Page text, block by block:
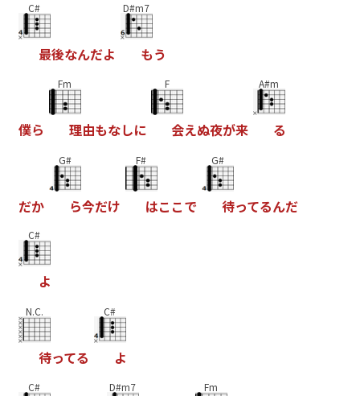
C#
最後なんだよ
D#m7
もう
僕ら
Fm
理由もなしに
F
会えぬ夜が来
A#m
る
だか
G#
ら今だけ
F#
はこ こで
G#
待ってるんだ
C#
よ
N.C.
待ってる
C#
よ
C# D#m7 Fm